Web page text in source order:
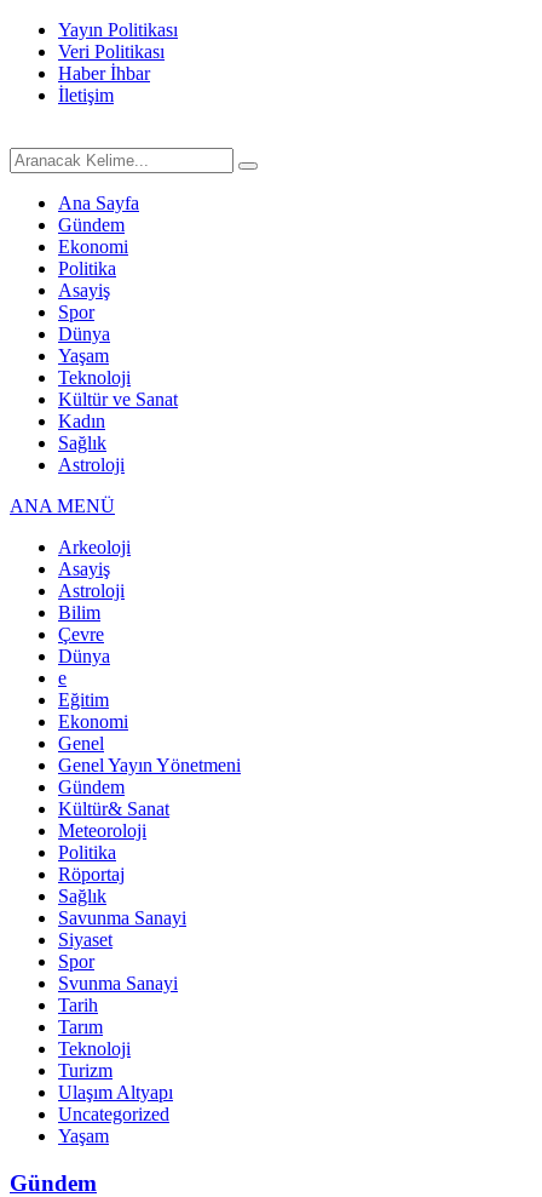
Yayın Politikası
Veri Politikası
Haber İhbar
İletişim
Ana Sayfa
Gündem
Ekonomi
Politika
Asayiş
Spor
Dünya
Yaşam
Teknoloji
Kültür ve Sanat
Kadın
Sağlık
Astroloji
ANA MENÜ
Arkeoloji
Asayiş
Astroloji
Bilim
Çevre
Dünya
e
Eğitim
Ekonomi
Genel
Genel Yayın Yönetmeni
Gündem
Kültür& Sanat
Meteoroloji
Politika
Röportaj
Sağlık
Savunma Sanayi
Siyaset
Spor
Svunma Sanayi
Tarih
Tarım
Teknoloji
Turizm
Ulaşım Altyapı
Uncategorized
Yaşam
Gündem